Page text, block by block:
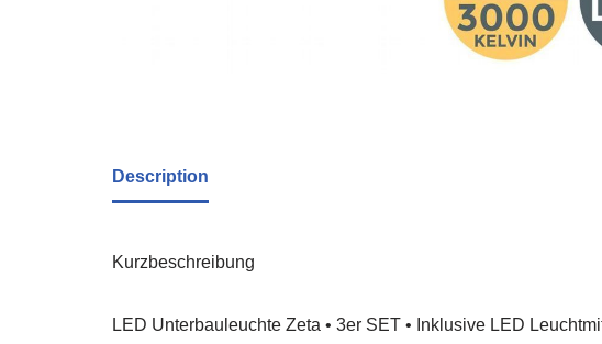
Description
Kurzbeschreibung
LED Unterbauleuchte Zeta • 3er SET • Inklusive LED